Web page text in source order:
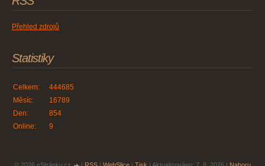
Přehled zdrojů
Statistiky
Online: 9
Celkem:
444685
Měsíc:
16789
Den:
854